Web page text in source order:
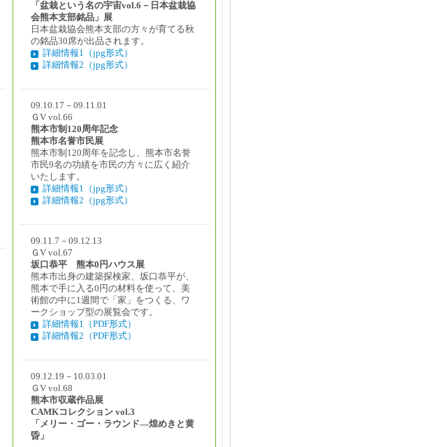
「盆栽という名の宇宙vol.6－日本盆栽協
会熊本支部銘品」展
日本盆栽協会熊本支部の方々が育てる秋
の銘品30席が出品されます。
詳細情報1（jpg形式）
詳細情報2（jpg形式）
09.10.17－09.11.01
ＧV vol.66
熊本市制120周年記念
熊本市名誉市民展
熊本市制120周年を記念し、熊本市名誉
市民9名の功績を市民の方々に広く紹介
いたします。
詳細情報1（jpg形式）
詳細情報2（jpg形式）
09.11.7－09.12.13
ＧV vol.67
坂口恭平 熊本0円ハウス展
熊本市出身の建築探検家、坂口恭平が、
熊本で手に入る0円の材料を使って、美
術館の中に1週間で「家」をつくる、ワ
ークショップ型の展覧会です。
詳細情報1（PDF形式）
詳細情報2（PDF形式）
09.12.19－10.03.01
ＧV vol.68
熊本市収蔵作品展
CAMKコレクション vol.3
「メリー・ゴー・ラウンド―煌めきと黄
昏」